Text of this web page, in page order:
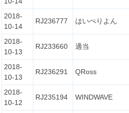
2018-
10-14
RJ236777 はいぺりよん
2018-
10-13
RJ233660 適当
2018-
10-13
RJ236291 QRoss
2018-
10-12
RJ235194 WINDWAVE